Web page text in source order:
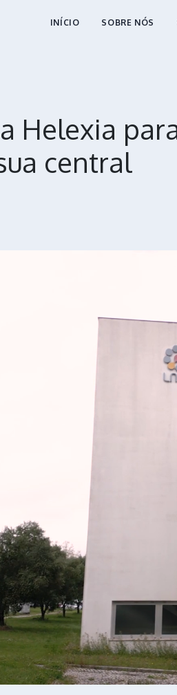
INÍCIO SOBRE NÓS
Helexia
central